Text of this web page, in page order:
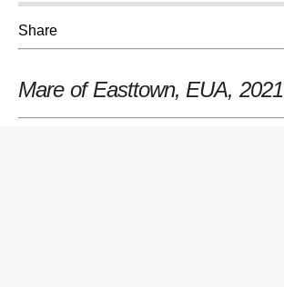
Share
Mare of Easttown, EUA, 2021